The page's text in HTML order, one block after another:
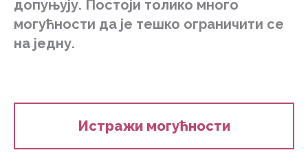
допуњују. Постоји толико много
могућности да је тешко ограничити се
на једну.
Истражи могућности